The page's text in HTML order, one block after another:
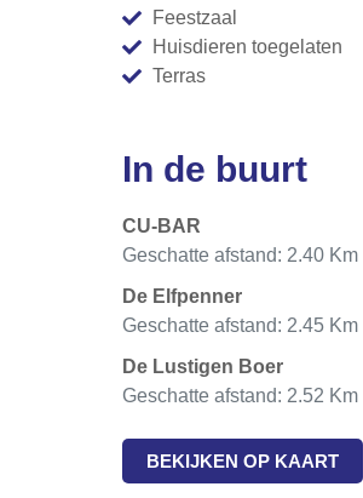
Feestzaal
Huisdieren toegelaten
Terras
In de buurt
CU-BAR
Geschatte afstand: 2.40 Km
De Elfpenner
Geschatte afstand: 2.45 Km
De Lustigen Boer
Geschatte afstand: 2.52 Km
BEKIJKEN OP KAART